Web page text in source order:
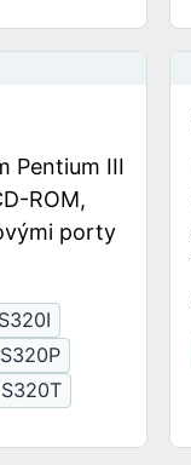
Pentium III
ROM,
porty